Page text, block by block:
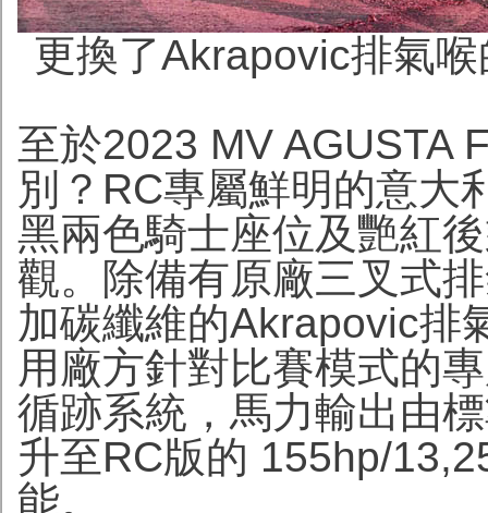
更換了Akrapovic排氣
至於2023 MV AGUSTA
別？RC專屬鮮明的意大
黑兩色騎士座位及艷紅
觀。除備有原廠三叉式
加碳纖維的Akrapovic排
用廠方針對比賽模式的
循跡系統，馬力輸出由
升至RC版的 155hp/
能。